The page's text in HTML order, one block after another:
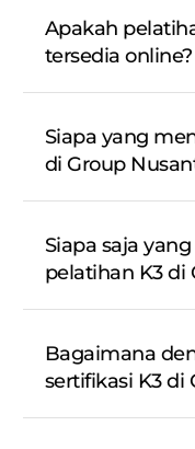
Apakah
tersedia online?
Siapa yang
di Group
Siapa saja
pelatihan K3 di
Bagaimana
sertifikasi K3 di